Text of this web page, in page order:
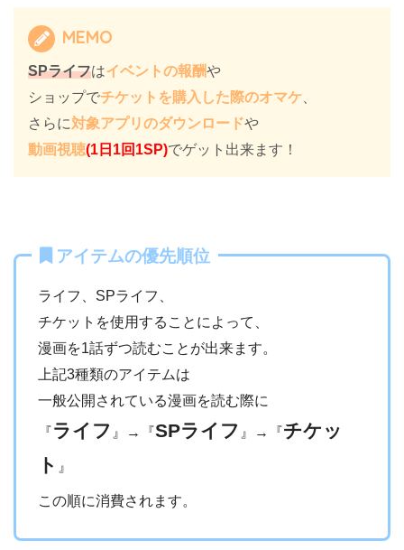
MEMO
SPライフはイベントの報酬や
ショップでチケットを購入した際のオマケ
さらに対象アプリのダウンロードや
動画視聴(1日1回1SP)でゲット出来ます！
アイテムの優先順位
ライフ、SPライフ、
チケットを使用することによって、
漫画を1話ずつ読むことが出来ます。
上記3種類のアイテムは
一般公開されている漫画を読む際に
『ライフ 』→『SPライフ 』→『チケッ
ト 』
この順に消費されます。